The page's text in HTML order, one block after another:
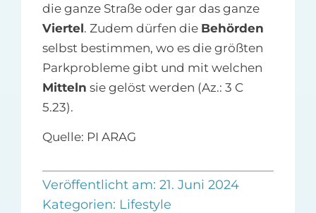
die ganze Straße oder gar das ganze
Viertel. Zudem dürfen die Behörden
selbst bestimmen, wo es die größten
Parkprobleme gibt und mit welchen
Mitteln sie gelöst werden (Az.: 3 C
5.23).
Quelle: PI ARAG
Veröffentlicht am: 21. Juni 2024
Kategorien: Lifestyle